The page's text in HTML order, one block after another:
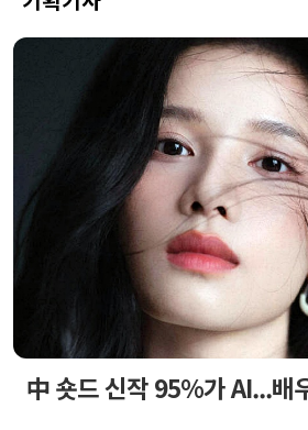
中 숏드 신작 95%가 AI...배